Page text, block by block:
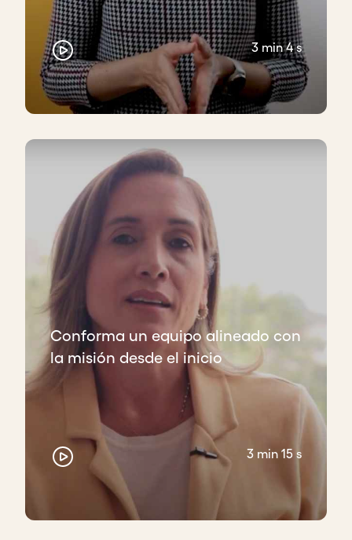
3 min 4 s
Conforma un equipo alineado con
la misión desde el inicio
3 min 15 s